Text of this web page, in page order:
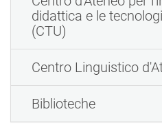
didattica e le
(CTU)
Centro Linguistico
Biblioteche